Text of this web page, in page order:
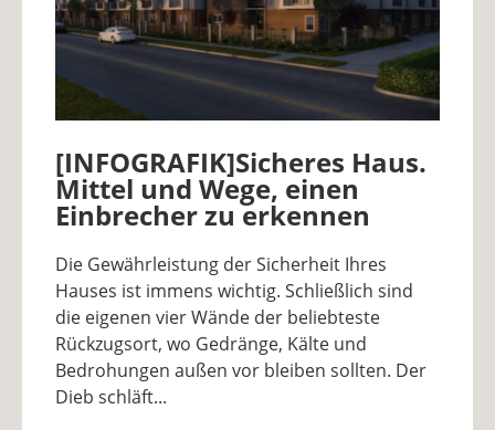
[INFOGRAFIK]Sicheres Haus.
Mittel und Wege, einen
Einbrecher zu erkennen
Die Gewährleistung der Sicherheit Ihres
Hauses ist immens wichtig. Schließlich sind
die eigenen vier Wände der beliebteste
Rückzugsort, wo Gedränge, Kälte und
Bedrohungen außen vor bleiben sollten. Der
Dieb schläft...